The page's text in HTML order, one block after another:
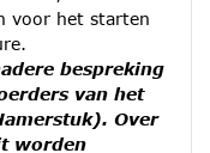
voor het starten
bespreking
van het
Over
worden